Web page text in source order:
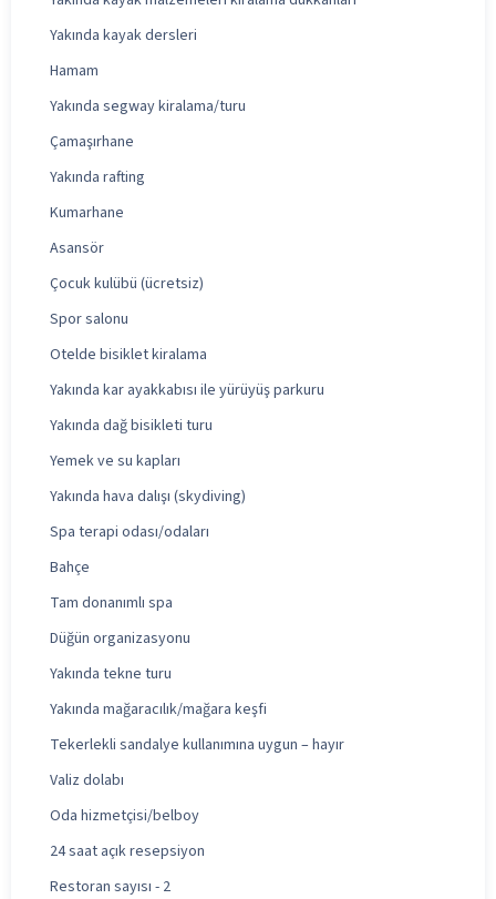
Yakında kayak dersleri
Hamam
Yakında segway kiralama/turu
Çamaşırhane
Yakında rafting
Kumarhane
Asansör
Çocuk kulübü (ücretsiz)
Spor salonu
Otelde bisiklet kiralama
Yakında kar ayakkabısı ile yürüyüş parkuru
Yakında dağ bisikleti turu
Yemek ve su kapları
Yakında hava dalışı (skydiving)
Spa terapi odası/odaları
Bahçe
Tam donanımlı spa
Düğün organizasyonu
Yakında tekne turu
Yakında mağaracılık/mağara keşfi
Tekerlekli sandalye kullanımına uygun – hayır
Valiz dolabı
Oda hizmetçisi/belboy
24 saat açık resepsiyon
Restoran sayısı - 2